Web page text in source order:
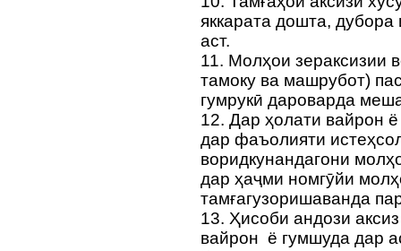
яккарата дошта,
аст.
11. Молҳои зераксизии
тамоку ва машрубот)
гумрукӣ дароварда
12. Дар ҳолати вайрон
дар фаъолияти
воридкунандагони
дар ҳаҷми номгӯйи
тамғагузоришаванда
13. Ҳисоби андози
вайрон ё гумшуда дар